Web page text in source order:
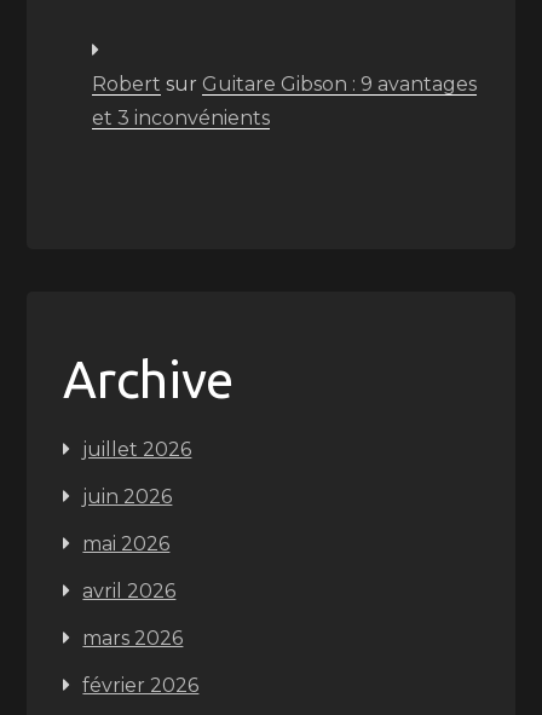
Robert sur Guitare Gibson : 9 avantages
et 3 inconvénients
Archive
juillet 2026
juin 2026
mai 2026
avril 2026
mars 2026
février 2026